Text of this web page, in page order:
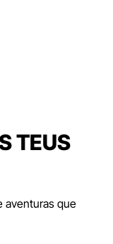
TEUS
aventuras que